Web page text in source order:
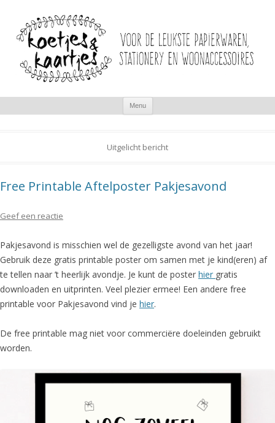
Menu
inhoud
Uitgelicht bericht
Free Printable Aftelposter Pakjesavond
Geef een reactie
Pakjesavond is misschien wel de gezelligste avond van het jaar!
Gebruik deze gratis printable poster om samen met je kind(eren) af
te tellen naar ’t heerlijk avondje. Je kunt de poster hier gratis
downloaden en uitprinten. Veel plezier ermee! Een andere free
printable voor Pakjesavond vind je hier.
De free printable mag niet voor commerciëre doeleinden gebruikt
worden.